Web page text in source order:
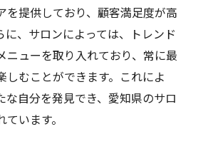
を提供しており、顧客満足度が高
に、サロンによっては、トレンド
ニューを取り入れており、常に最
しむことができます。これによ
な自分を発見でき、愛知県のサロ
います。